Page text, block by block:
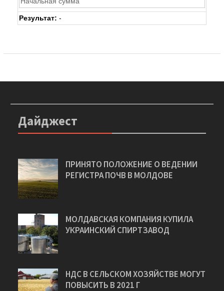
Результат: -
Дайджест
ПРИНЯТО ПОЛОЖЕНИЕ О ВЕДЕНИИ
РЕГИСТРА ПОЧВ В МОЛДОВЕ
МОЛДАВСКАЯ КОМПАНИЯ КУПИЛА
УКРАИНСКИЙ СПИРТЗАВОД
НДС В СЕЛЬСКОМ ХОЗЯЙСТВЕ МОГУТ
ПОВЫСИТЬ В 2021 Г